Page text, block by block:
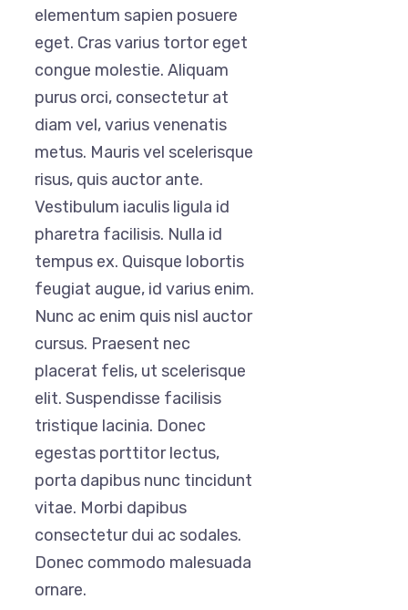
elementum sapien posuere
eget. Cras varius tortor eget
congue molestie. Aliquam
purus orci, consectetur at
diam vel, varius venenatis
metus. Mauris vel scelerisque
risus, quis auctor ante.
Vestibulum iaculis ligula id
pharetra facilisis. Nulla id
tempus ex. Quisque lobortis
feugiat augue, id varius enim.
Nunc ac enim quis nisl auctor
cursus. Praesent nec
placerat felis, ut scelerisque
elit. Suspendisse facilisis
tristique lacinia. Donec
egestas porttitor lectus,
porta dapibus nunc tincidunt
vitae. Morbi dapibus
consectetur dui ac sodales.
Donec commodo malesuada
ornare.